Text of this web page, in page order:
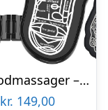
EMS fodmassager – Elektrostimulator
kr. 149,00